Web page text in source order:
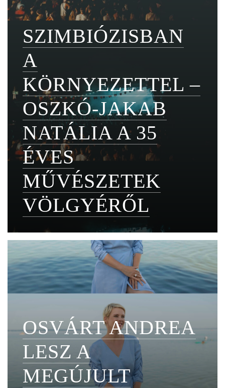
SZIMBIÓZISBAN
A
KÖRNYEZETTEL –
OSZKÓ-JAKAB
NATÁLIA A 35
ÉVES
MŰVÉSZETEK
VÖLGYÉRŐL
OSVÁRT ANDREA
LESZ A
MEGÚJULT